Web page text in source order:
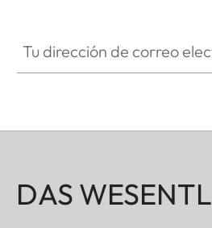
DAS